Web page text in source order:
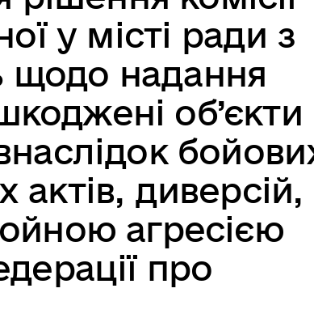
у місті ради з
щодо надання
об’єкти
актів, диверсій,
агресією
про